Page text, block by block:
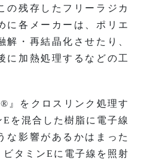
の残存したフリーラジカ
に各メーカーは、ポリエ
解・再結晶化させたり、
に加熱処理するなどの工
』をクロスリンク処理す
を混合した樹脂に電子線
な影響があるかはまった
タミンEに電子線を照射